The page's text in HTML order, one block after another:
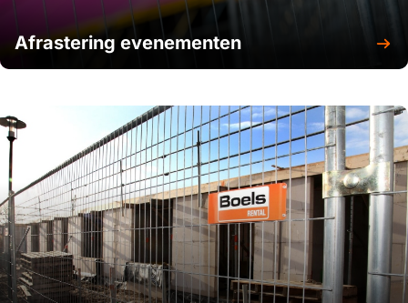
Afrastering evenementen